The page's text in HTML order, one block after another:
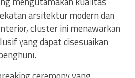
arsitektur modern dan
cluster ini menawarkan
yang dapat disesuaikan